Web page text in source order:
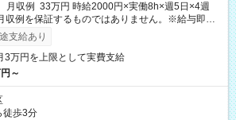
収例 33万円 時給2000円×実働8h×週5日×4週
例を保証するものではありません。※給与即受
利用可（利用条件有）
支給あり
3万円を上限として実費支給
～
徒歩3分